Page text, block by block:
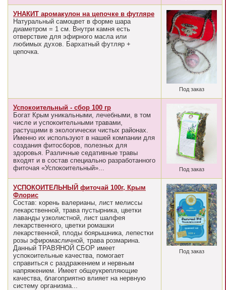
УНАКИТ аромакулон на цепочке в футляре
Натуральный самоцвет в форме шара
диаметром = 1 см. Внутри камня есть
отверствие для эфирного масла или
любимых духов. Бархатный футляр +
цепочка.
Под заказ
Успокоительный - сбор 100 гр
Богат Крым уникальными, лечебными, в том
числе и успокоительными травами,
растущими в экологически чистых районах.
Именно их используют в нашей компании для
создания фитосборов, полезных для
здоровья. Различные седативные травы
входят и в состав специально разработанного
фиточая «Успокоительный»...
Под заказ
УСПОКОИТЕЛЬНЫЙ фиточай 100г, Крым
Флорис
Состав: корень валерианы, лист мелиссы
лекарственной, трава пустырника, цветки
лаванды узколистной, лист шалфея
лекарственного, цветки ромашки
лекарственной, плоды боярышника, лепестки
розы эфиромасличной, трава розмарина.
Данный ТРАВЯНОЙ СБОР имеет
успокоительные качества, помогает
справиться с раздражением и нервным
напряжением. Имеет общеукрепляющие
качества, благоприятно влияет на нервную
систему организма...
Под заказ